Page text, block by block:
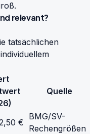
relevant?
tatsächlichen
Quelle
€
BMG/SV-
Rechengrößen